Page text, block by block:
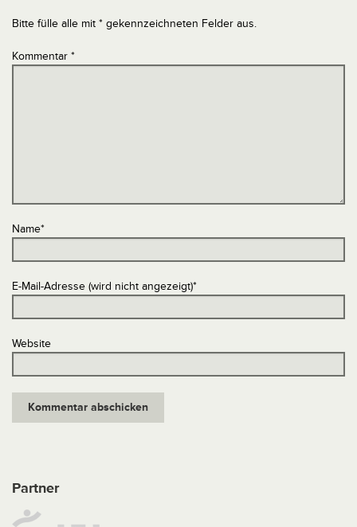
Bitte fülle alle mit * gekennzeichneten Felder aus.
Kommentar *
Name*
E-Mail-Adresse (wird nicht angezeigt)*
Website
Partner